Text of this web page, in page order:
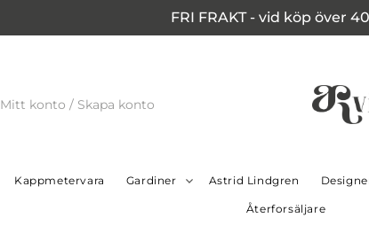
FRI FRAKT - vid köp över
Mitt konto / Skapa konto
Kappmetervara Gardiner Astrid Lindgren
Återforsäljare